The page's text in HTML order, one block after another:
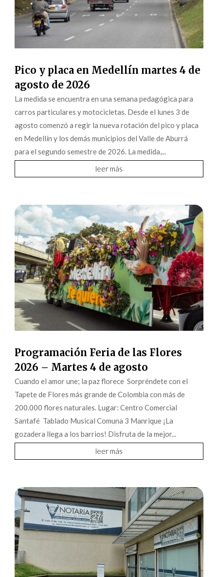
Pico y placa en Medellín martes 4 de
agosto de 2026
La medida se encuentra en una semana pedagógica para
carros particulares y motocicletas. Desde el lunes 3 de
agosto comenzó a regir la nueva rotación del pico y placa
en Medellín y los demás municipios del Valle de Aburrá
para el segundo semestre de 2026. La medida,...
leer más
Programación Feria de las Flores
2026 – Martes 4 de agosto
Cuando el amor une; la paz florece Sorpréndete con el
Tapete de Flores más grande de Colombia con más de
200.000 flores naturales. Lugar: Centro Comercial
Santafé Tablado Musical Comuna 3 Manrique ¡La
gozadera llega a los barrios! Disfruta de la mejor...
leer más